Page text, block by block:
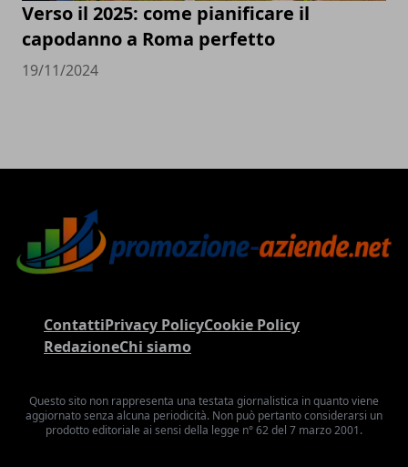
Verso il 2025: come pianificare il
capodanno a Roma perfetto
19/11/2024
ContattiPrivacy PolicyCookie Policy
RedazioneChi siamo
Questo sito non rappresenta una testata giornalistica in quanto viene
aggiornato senza alcuna periodicità. Non può pertanto considerarsi un
prodotto editoriale ai sensi della legge n° 62 del 7 marzo 2001.